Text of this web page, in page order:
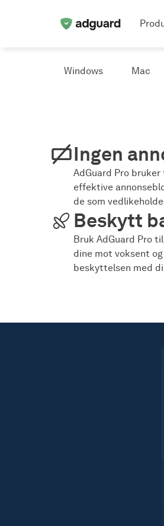
Windows Mac
Ingen
AdGuard Pro
effektive
de som
Beskytt
Bruk AdGuard Pro
dine mot voksent
beskyttelsen med